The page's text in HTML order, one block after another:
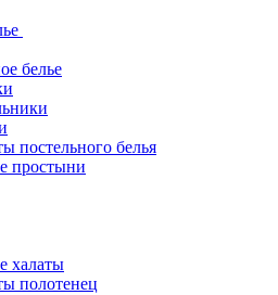
белье
постельного белья
простыни
халаты
полотенец